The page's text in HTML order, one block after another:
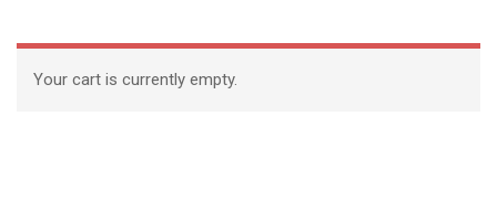
Your cart is currently empty.